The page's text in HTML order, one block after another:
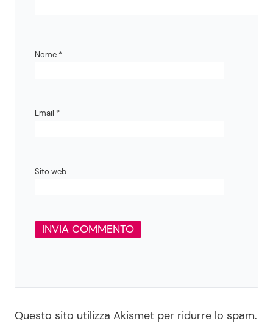
Nome *
Email *
Sito web
Questo sito utilizza Akismet per ridurre lo spam.